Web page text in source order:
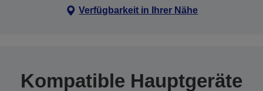
Verfügbarkeit in Ihrer Nähe
Kompatible Hauptgeräte